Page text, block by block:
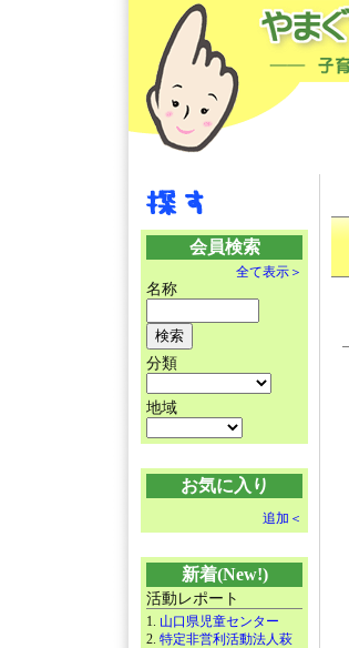
会員検索
全て表示＞
名称
分類
地域
お気に入り
追加＜
新着(New!)
活動レポート
1. 山口県児童センター
2. 特定非営利活動法人萩